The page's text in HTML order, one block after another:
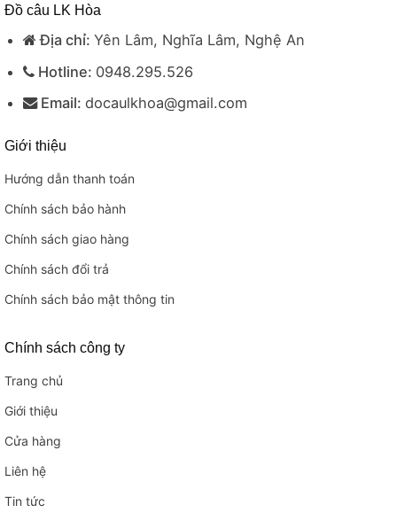
Đồ câu LK Hòa
Địa chỉ: Yên Lâm, Nghĩa Lâm, Nghệ An
Hotline: 0948.295.526
Email: docaulkhoa@gmail.com
Giới thiệu
Hướng dẫn thanh toán
Chính sách bảo hành
Chính sách giao hàng
Chính sách đổi trả
Chính sách bảo mật thông tin
Chính sách công ty
Trang chủ
Giới thiệu
Cửa hàng
Liên hệ
Tin tức